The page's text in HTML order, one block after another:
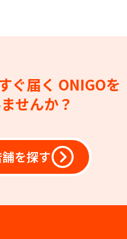
ぐ届く ONIGOを
せんか？
を探す